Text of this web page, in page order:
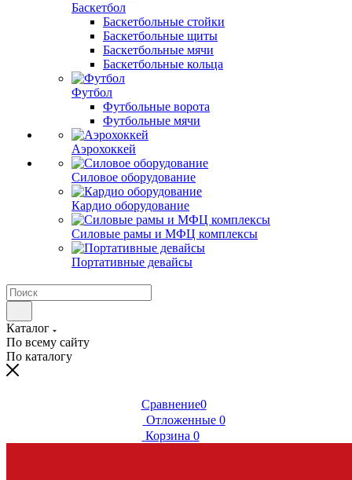
Баскетбол
Баскетбольные стойки
Баскетбольные щиты
Баскетбольные мячи
Баскетбольные кольца
Футбол
Футбольные ворота
Футбольные мячи
Аэрохоккей
Силовое оборудование
Кардио оборудование
Силовые рамы и МФЦ комплексы
Портативные девайсы
Каталог
По всему сайту
По каталогу
Сравнение0
Отложенные 0
Корзина 0